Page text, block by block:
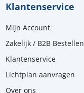
Klantenservice
Mijn Account
Zakelijk / B2B Bestellen
Klantenservice
Lichtplan aanvragen
Over ons